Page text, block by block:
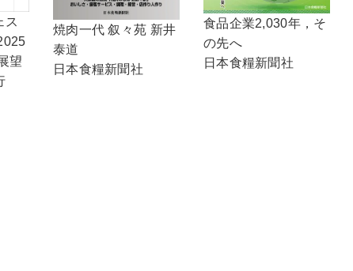
ス
望
焼肉一代 叙々苑 新井
泰道
日本食糧新聞社
食品企業2,030年，そ
の先へ
日本食糧新聞社